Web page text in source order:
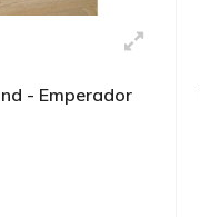
- Emperador